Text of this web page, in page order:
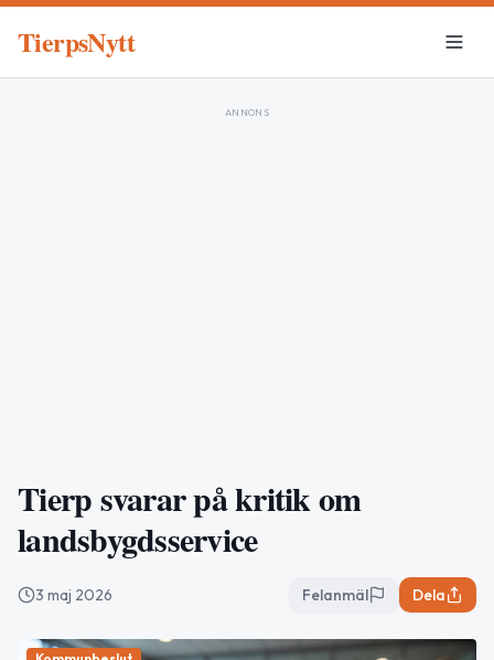
TierpsNytt
ANNONS
Tierp svarar på kritik om
landsbygdsservice
3 maj 2026 Felanmäl Dela